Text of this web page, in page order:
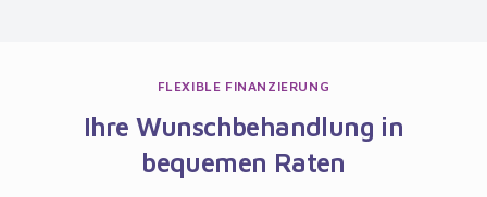
FLEXIBLE FINANZIERUNG
Ihre Wunschbehandlung in
bequemen Raten